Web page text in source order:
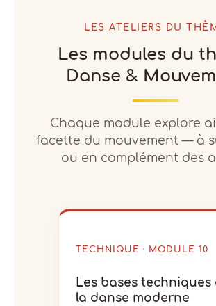
LES ATELIERS DU
Les modules du
Danse &
Chaque module explore
facette du mouvement — à
ou en complément des
TECHNIQUE · MODULE 10
Les bases techniques
la danse moderne